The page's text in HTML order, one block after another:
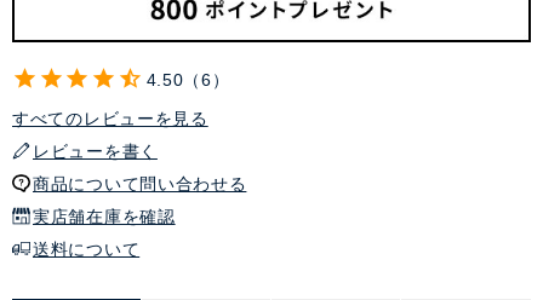
4.50
6
すべてのレビューを見る
レビューを書く
商品について問い合わせる
実店舗在庫を確認
送料について